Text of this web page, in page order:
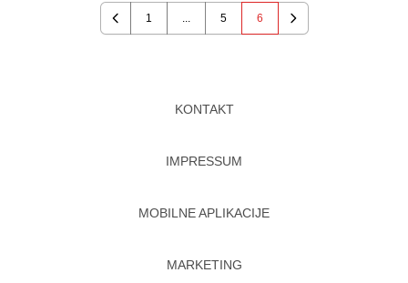
Previous
1 ... 5 6
Next
KONTAKT
IMPRESSUM
MOBILNE APLIKACIJE
MARKETING